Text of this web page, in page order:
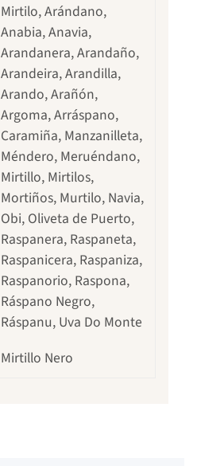
Mirtilo, Arándano,
Anabia, Anavia,
Arandanera, Arandaño,
Arandeira, Arandilla,
Arando, Arañón,
Argoma, Arráspano,
Caramiña, Manzanilleta,
Méndero, Meruéndano,
Mirtillo, Mirtilos,
Mortiños, Murtilo, Navia,
Obi, Oliveta de Puerto,
Raspanera, Raspaneta,
Raspanicera, Raspaniza,
Raspanorio, Raspona,
Ráspano Negro,
Ráspanu, Uva Do Monte
Mirtillo Nero